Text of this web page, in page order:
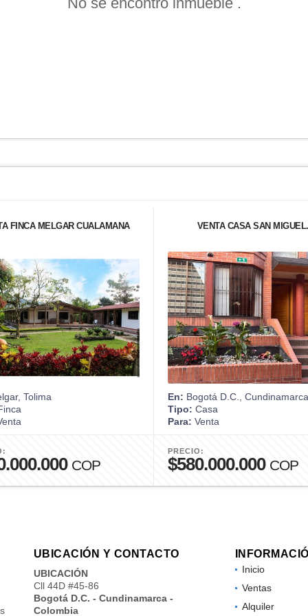
FINCA MELGAR CUALAMANA
Tolima
COP
VENTA CASA SAN MIGUEL.
En: Bogotá D.C., Cundinamarca
Tipo: Casa
Para: Venta
PRECIO:
$580.000.000 COP
UBICACIÓN Y CONTACTO
UBICACIÓN
Cll 44D #45-86
Bogotá D.C. - Cundinamarca -
Colombia
Inicio
Ventas
Alquiler